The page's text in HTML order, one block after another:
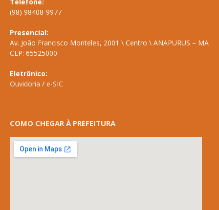
(98) 98408-9977
Presencial:
Av. João Francisco Monteles, 2001 \ Centro \ ANAPURUS – MA
CEP: 65525000
Eletrônico:
Ouvidoria / e-SIC
COMO CHEGAR À PREFEITURA